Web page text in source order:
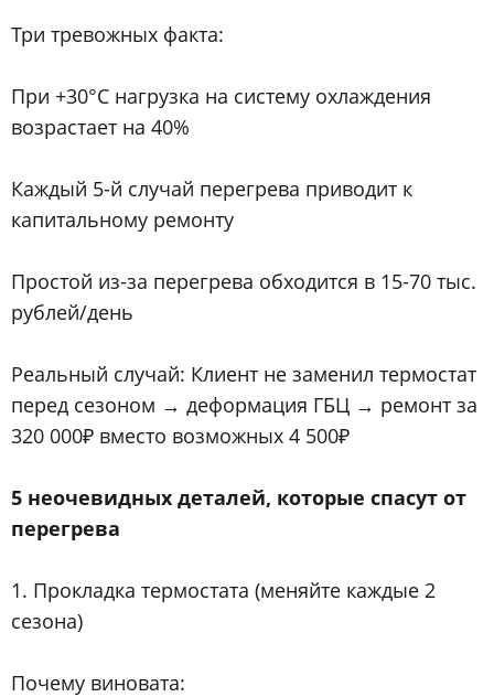
Три тревожных факта:
При +30°C нагрузка на систему охлаждения
возрастает на 40%
Каждый 5-й случай перегрева приводит к
капитальному ремонту
Простой из-за перегрева обходится в 15-70 тыс.
рублей/день
Реальный случай: Клиент не заменил термостат
перед сезоном → деформация ГБЦ → ремонт за
320 000₽ вместо возможных 4 500₽
5 неочевидных деталей, которые спасут от
перегрева
1. Прокладка термостата (меняйте каждые 2
сезона)
Почему виновата: